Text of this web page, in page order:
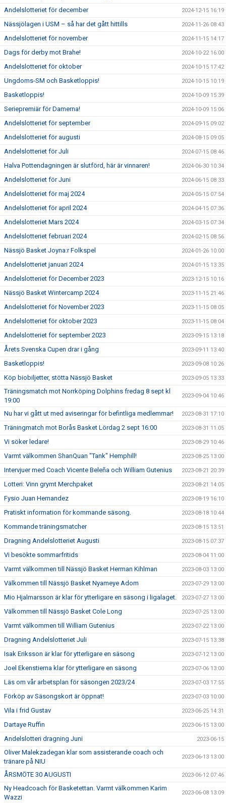
Andelslotteriet för december 2024-12-15 16:19
Nässjölagen i USM – så har det gått hittills 2024-11-26 08:43
Andelslotteriet för november 2024-11-15 14:17
Dags för derby mot Brahe! 2024-10-22 16:00
Andelslotteriet för oktober 2024-10-15 17:42
Ungdoms-SM och Basketloppis! 2024-10-15 10:19
Basketloppis! 2024-10-09 15:39
Seriepremiär för Damerna! 2024-10-09 15:06
Andelslotteriet för september 2024-09-15 09:02
Andelslotteriet för augusti 2024-08-15 09:05
Andelslotteriet för Juli 2024-07-15 08:46
Halva Pottendagningen är slutförd, här är vinnaren! 2024-06-30 10:34
Andelslotteriet för Juni 2024-06-15 08:33
Andelslotteriet för maj 2024 2024-05-15 07:54
Andelslotteriet för april 2024 2024-04-15 07:36
Andelslotteriet Mars 2024 2024-03-15 07:34
Andelslotteriet februari 2024 2024-02-15 08:56
Nässjö Basket Joyna:r Folkspel 2024-01-26 10:00
Andelslotteriet januari 2024 2024-01-15 13:35
Andelslotteriet för December 2023 2023-12-15 10:16
Nässjö Basket Wintercamp 2024 2023-11-15 21:46
Andelslotteriet för November 2023 2023-11-15 08:05
Andelslotteriet för oktober 2023 2023-11-15 08:04
Andelslotteriet för september 2023 2023-09-15 13:18
Årets Svenska Cupen drar i gång 2023-09-11 13:40
Basketloppis! 2023-09-08 10:26
Köp biobiljetter, stötta Nässjö Basket 2023-09-05 13:33
Träningsmatch mot Norrköping Dolphins fredag 8 sept kl
19:00
2023-09-04 10:46
Nu har vi gått ut med aviseringar för befintliga medlemmar! 2023-08-31 17:10
Träningmatch mot Borås Basket Lördag 2 sept 16:00 2023-08-31 11:05
Vi söker ledare! 2023-08-29 10:46
Varmt välkommen ShanQuan "Tank" Hemphill! 2023-08-25 13:00
Intervjuer med Coach Vicente Beleña och William Gutenius 2023-08-21 20:39
Lotteri: Vinn grymt Merchpaket 2023-08-21 14:05
Fysio Juan Hernandez 2023-08-19 16:10
Pratiskt information för kommande säsong. 2023-08-18 10:44
Kommande träningsmatcher 2023-08-15 13:51
Dragning Andelslotteriet Augusti 2023-08-15 07:37
Vi besökte sommarfritids 2023-08-04 11:00
Varmt välkommen till Nässjö Basket Herman Kihlman 2023-08-03 13:00
Välkommen till Nässjö Basket Nyameye Adom 2023-07-29 13:00
Mio Hjalmarsson är klar för ytterligare en säsong i ligalaget. 2023-07-27 13:00
Välkommen till Nässjö Basket Cole Long 2023-07-25 13:00
Varmt välkommen till William Gutenius 2023-07-22 13:00
Dragning Andelslotteriet Juli 2023-07-15 13:38
Isak Eriksson är klar för ytterligare en säsong 2023-07-12 13:00
Joel Ekenstierna klar för ytterligare en säsong 2023-07-06 13:00
Läs om vår arbetsplan för säsongen 2023/24 2023-07-03 17:55
Förköp av Säsongskort är öppnat! 2023-07-03 10:00
Vila i frid Gustav 2023-06-25 14:31
Dartaye Ruffin 2023-06-15 13:00
Andelslotteri dragning Juni 2023-06-15
Oliver Malekzadegan klar som assisterande coach och
tränare på NIU
2023-06-13 13:00
ÅRSMÖTE 30 AUGUSTI 2023-06-12 07:46
Ny Headcoach för Basketettan. Varmt välkommen Karim
Wazzi
2023-06-08 13:09